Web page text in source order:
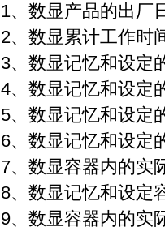
1、数显产品的出厂
2、数显累计工作时
3、数显记忆和设定
4、数显记忆和设定
5、数显记忆和设定
6、数显记忆和设定
7、数显容器内的实
8、数显记忆和设定
9、数显容器内的实